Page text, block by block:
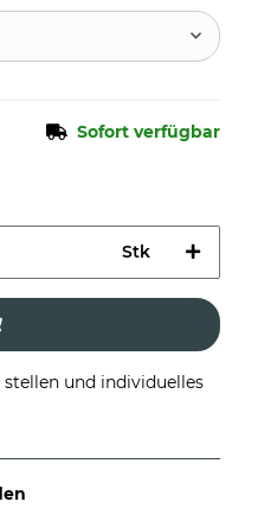
Sofort verfügbar
Stk
und individuelles